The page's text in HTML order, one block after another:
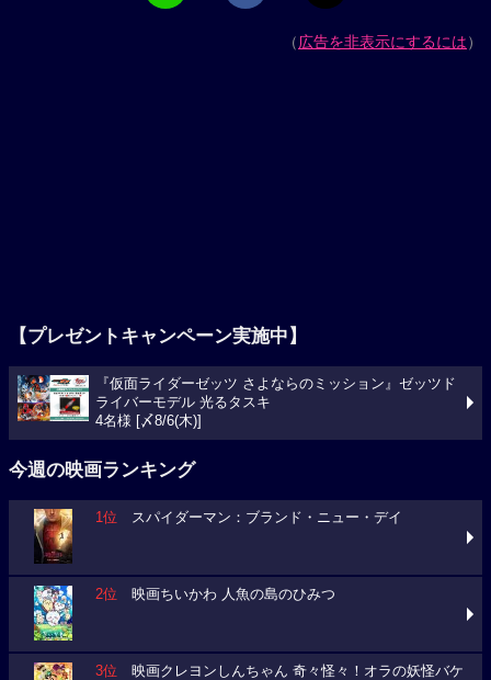
（広告を非表示にするには）
【プレゼントキャンペーン実施中】
『仮面ライダーゼッツ さよならのミッション』ゼッツド
ライバーモデル 光るタスキ
4名様 [〆8/6(木)]
今週の映画ランキング
1位 スパイダーマン：ブランド・ニュー・デイ
2位 映画ちいかわ 人魚の島のひみつ
3位 映画クレヨンしんちゃん 奇々怪々！オラの妖怪バケ